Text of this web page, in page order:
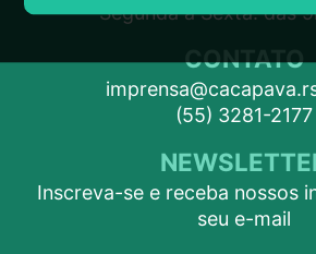
Segunda a Sexta: das
CONTATO
(55) 3281-2177
Inscreva-se e receba nossos
seu e-mail